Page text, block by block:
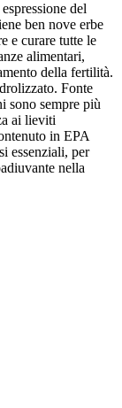
del
ben nove erbe
e curare tutte le
alimentari,
della fertilità.
Fonte
sono sempre più
ai lieviti
in EPA
essenziali, per
nella